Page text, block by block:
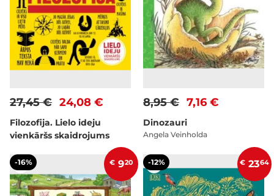
24,08 €
27,45 €
Filozofija. Lielo ideju
vienkāršs skaidrojums
7,16 €
8,95 €
Dinozauri
Angela Veinholda
-16% € 920 -12% € 2364